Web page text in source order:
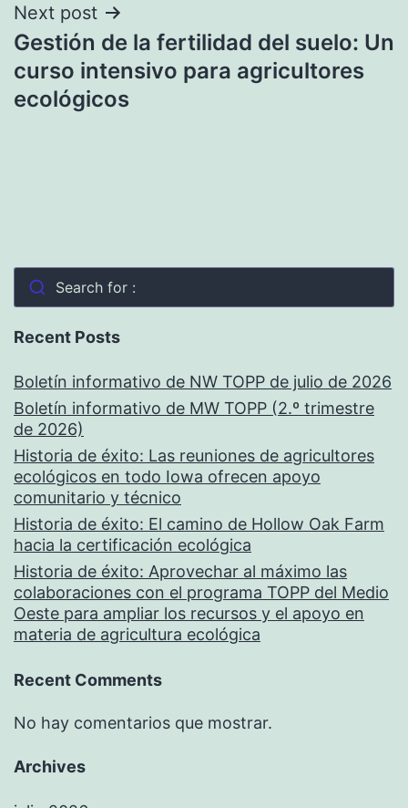
Next post
Gestión de la fertilidad del suelo: Un
curso intensivo para agricultores
ecológicos
Search for :
Recent Posts
Boletín informativo de NW TOPP de julio de 2026
Boletín informativo de MW TOPP (2.º trimestre
de 2026)
Historia de éxito: Las reuniones de agricultores
ecológicos en todo Iowa ofrecen apoyo
comunitario y técnico
Historia de éxito: El camino de Hollow Oak Farm
hacia la certificación ecológica
Historia de éxito: Aprovechar al máximo las
colaboraciones con el programa TOPP del Medio
Oeste para ampliar los recursos y el apoyo en
materia de agricultura ecológica
Recent Comments
No hay comentarios que mostrar.
Archives